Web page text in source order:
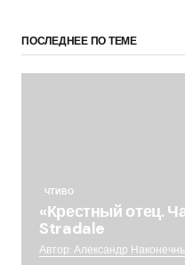
ПОСЛЕДНЕЕ ПО ТЕМЕ
ЧТИВО
«Крестный отец.
Stradale
Автор: Александр